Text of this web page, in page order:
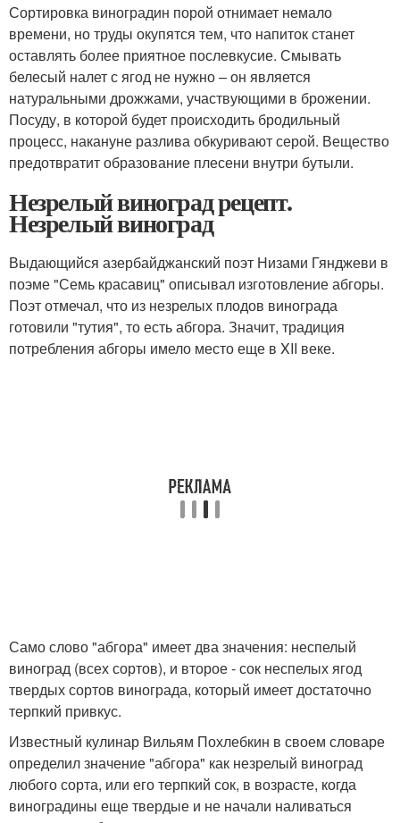
Сортировка виноградин порой отнимает немало
времени, но труды окупятся тем, что напиток станет
оставлять более приятное послевкусие. Смывать
белесый налет с ягод не нужно – он является
натуральными дрожжами, участвующими в брожении.
Посуду, в которой будет происходить бродильный
процесс, накануне разлива обкуривают серой. Вещество
предотвратит образование плесени внутри бутыли.
Незрелый виноград рецепт.
Незрелый виноград
Выдающийся азербайджанский поэт Низами Гянджеви в
поэме "Семь красавиц" описывал изготовление абгоры.
Поэт отмечал, что из незрелых плодов винограда
готовили "тутия", то есть абгора. Значит, традиция
потребления абгоры имело место еще в XII веке.
Само слово "абгора" имеет два значения: неспелый
виноград (всех сортов), и второе - сок неспелых ягод
твердых сортов винограда, который имеет достаточно
терпкий привкус.
Известный кулинар Вильям Похлебкин в своем словаре
определил значение "абгора" как незрелый виноград
любого сорта, или его терпкий сок, в возрасте, когда
виноградины еще твердые и не начали наливаться